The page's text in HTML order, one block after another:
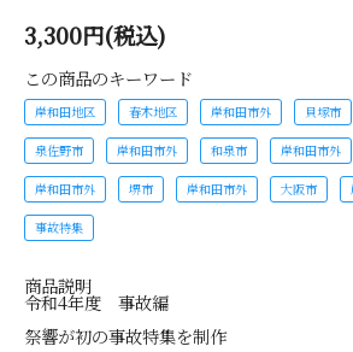
3,300円(税込)
この商品のキーワード
岸和田地区 春木地区 岸和田市外 貝塚市
泉佐野市 岸和田市外 和泉市 岸和田市外
岸和田市外 堺市 岸和田市外 大阪市
事故特集
商品説明
令和4年度 事故編
祭響が初の事故特集を制作